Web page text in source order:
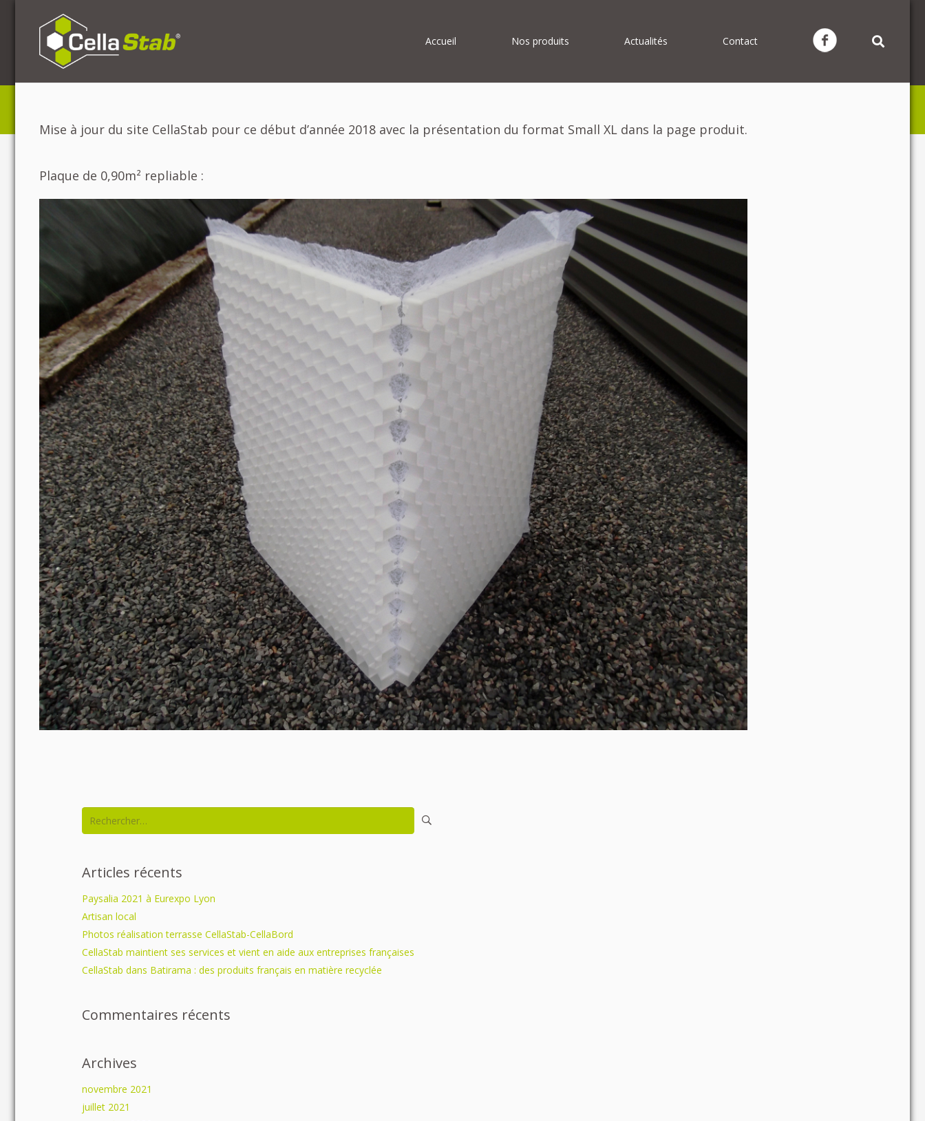
Accueil Nos produits Actualités Contact
Mise à jour du site CellaStab pour ce début d’année 2018 avec la présentation du format Small XL dans la page produit.
Plaque de 0,90m² repliable :
Rechercher :
Articles récents
Paysalia 2021 à Eurexpo Lyon
Artisan local
Photos réalisation terrasse CellaStab-CellaBord
CellaStab maintient ses services et vient en aide aux entreprises françaises
CellaStab dans Batirama : des produits français en matière recyclée
Commentaires récents
Archives
novembre 2021
juillet 2021